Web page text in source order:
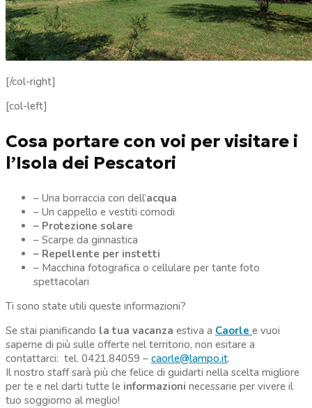
[/col-right]
[col-left]
Cosa portare con voi per visitare i
l’Isola dei Pescatori
– Una borraccia con dell’acqua
– Un cappello e vestiti comodi
– Protezione solare
– Scarpe da ginnastica
– Repellente per instetti
– Macchina fotografica o cellulare per tante foto
spettacolari
Ti sono state utili queste informazioni?
Se stai pianificando la tua vacanza estiva a Caorle e vuoi
saperne di più sulle offerte nel territorio, non esitare a
contattarci: tel. 0421.84059 – caorle@lampo.it.
Il nostro staff sarà più che felice di guidarti nella scelta migliore
per te e nel darti tutte le informazioni necessarie per vivere il
tuo soggiorno al meglio!